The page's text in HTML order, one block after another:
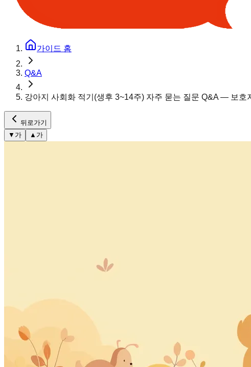
가이드 홈
Q&A
강아지 사회화 적기(생후 3~14주) 자주 묻는 질문 Q&A — 보호
뒤로가기
▼ 가 ▲ 가